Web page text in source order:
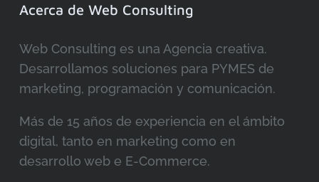
Acerca de Web Consulting
Web Consulting es una Agencia creativa.
Desarrollamos soluciones para PYMES de
marketing, programación y comunicación.
Más de 15 años de experiencia en el ámbito
digital, tanto en marketing como en
desarrollo web e E-Commerce.